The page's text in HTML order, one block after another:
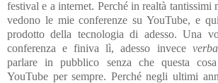
festival e a internet. Perché in realtà tantissimi
vedono le mie conferenze su YouTube, e
prodotto della tecnologia di adesso. Una
conferenza e finiva lì, adesso inveceverba
parlare in pubblico senza che questa
YouTube per sempre. Perché negli ultimi